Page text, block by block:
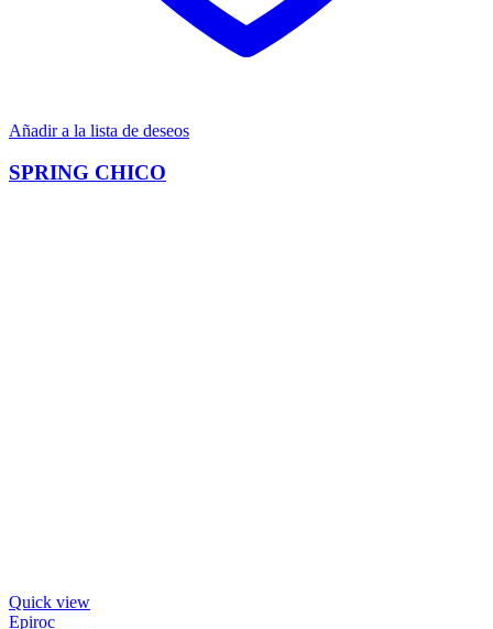
Añadir a la lista de deseos
SPRING CHICO
Quick view
Epiroc